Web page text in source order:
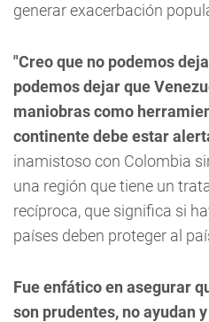
generar exacerbación
"Creo que no podemos
podemos dejar que
maniobras como
continente debe estar
inamistoso con Colombia
una región que tiene un
recíproca, que significa si
países deben proteger al
Fue enfático en asegurar
son prudentes, no ayudan